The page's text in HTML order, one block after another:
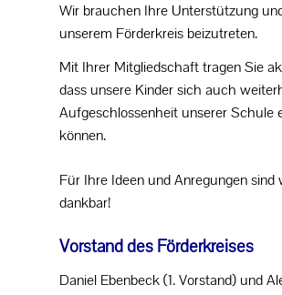
Wir brauchen Ihre Unterstützung
unserem Förderkreis beizutreten.
Mit Ihrer Mitgliedschaft tragen Sie
dass unsere Kinder sich auch
Aufgeschlossenheit unserer Schule
können.
Für Ihre Ideen und Anregungen sind
dankbar!
Vorstand des Förderkreises
Daniel Ebenbeck (1. Vorstand) und